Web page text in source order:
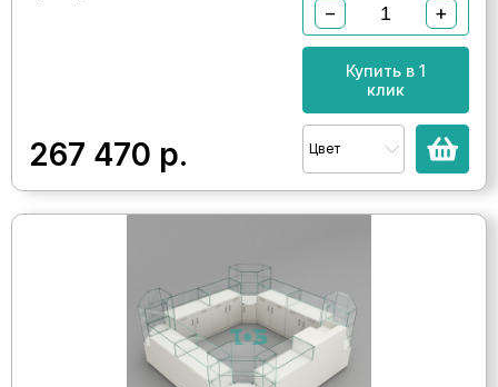
267 470 р.
− +
Купить в 1
клик
Цвет